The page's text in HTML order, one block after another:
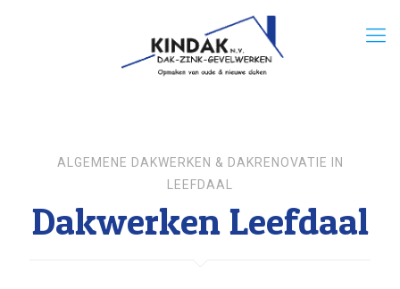
ALGEMENE DAKWERKEN & DAKRENOVATIE IN
LEEFDAAL
Dakwerken Leefdaal